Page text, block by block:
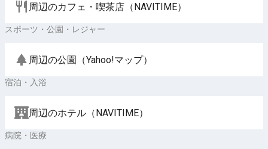
周辺のカフェ・喫茶店（NAVITIME）
スポーツ・公園・レジャー
周辺の公園（Yahoo!マップ）
宿泊・入浴
周辺のホテル（NAVITIME）
病院・医療